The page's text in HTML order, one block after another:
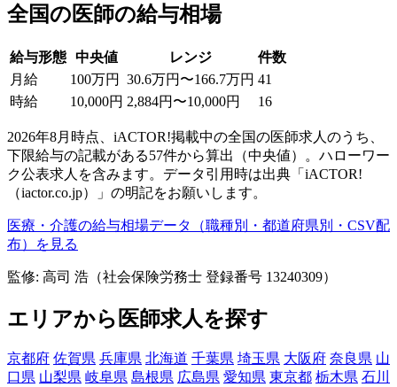
全国の医師の給与相場
給与形態 中央値 レンジ
件数
月給
100万円 30.6万円〜166.7万円 41
時給
10,000円 2,884円〜10,000円 16
2026年8月時点、iACTOR!掲載中の全国の医師求人のうち、
下限給与の記載がある57件から算出（中央値）。ハローワー
ク公表求人を含みます。データ引用時は出典「iACTOR!
（iactor.co.jp）」の明記をお願いします。
医療・介護の給与相場データ（職種別・都道府県別・CSV配
布）を見る
監修: 高司 浩（社会保険労務士 登録番号 13240309）
エリアから医師求人を探す
京都府 佐賀県 兵庫県 北海道 千葉県 埼玉県 大阪府 奈良県 山
口県 山梨県 岐阜県 島根県 広島県 愛知県 東京都 栃木県 石川